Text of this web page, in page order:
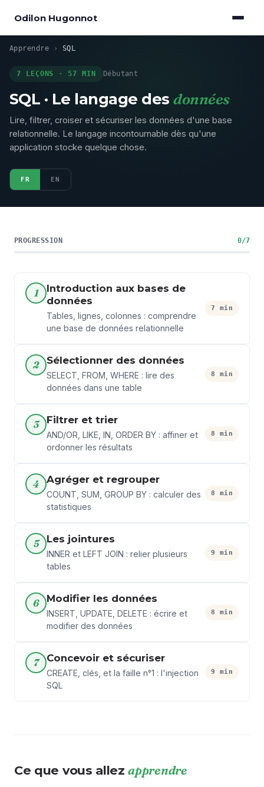
Odilon Hugonnot
Apprendre › SQL
7 LEÇONS · 57 MIN Débutant
SQL · Le langage desdonnées
Lire, filtrer, croiser et sécuriser les données d'une base
relationnelle. Le langage incontournable dès qu'une
application stocke quelque chose.
FR EN
PROGRESSION 0/7
1
Introduction aux bases de
données
Tables, lignes, colonnes : comprendre
une base de données relationnelle
7 min
2 Sélectionner des données
SELECT, FROM, WHERE : lire des
données dans une table
8 min
3 Filtrer et trier
AND/OR, LIKE, IN, ORDER BY : affiner et
ordonner les résultats
8 min
4 Agréger et regrouper
COUNT, SUM, GROUP BY : calculer des
statistiques
8 min
5 Les jointures
INNER et LEFT JOIN : relier plusieurs
tables
9 min
6 Modifier les données
INSERT, UPDATE, DELETE : écrire et
modifier des données
8 min
7 Concevoir et sécuriser
CREATE, clés, et la faille n°1 : l'injection
SQL
9 min
Ce que vous allezapprendre